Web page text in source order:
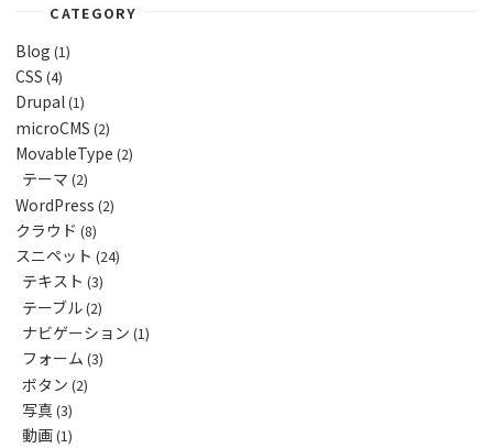
CATEGORY
Blog (1)
CSS (4)
Drupal(1)
microCMS (2)
MovableType (2)
テーマ (2)
WordPress (2)
クラウド (8)
スニペット (24)
テキスト (3)
テーブル(2)
ナビゲーション (1)
フォーム (3)
ボタン (2)
写真(3)
動画(1)